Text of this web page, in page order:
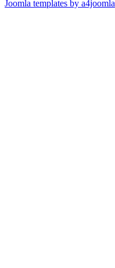
Joomla templates by a4joomla